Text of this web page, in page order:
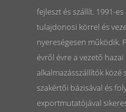
fejleszt és szállít. 1991-
tulajdonosi körrel és
nyereségesen működik.
évről évre a vezető hazai
alkalmazásszállítók közé
szakértői bázisával és
exportmutatójával